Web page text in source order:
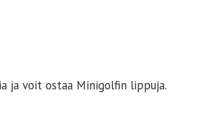
ja voit ostaa Minigolfin lippuja.